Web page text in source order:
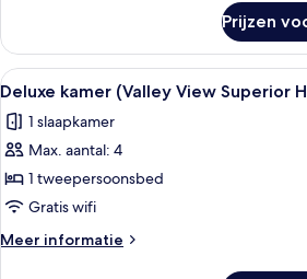
kamer
(Valley
View
Prijzen
Alle
foto's
voor
Deluxe
kamer
(Valley
View
Superior
Een
3
Deluxe kamer (Valley View Superior
1 slaapkamer
Max. aantal: 4
1 tweepersoonsbed
Gratis wifi
Meer informatie
Meer